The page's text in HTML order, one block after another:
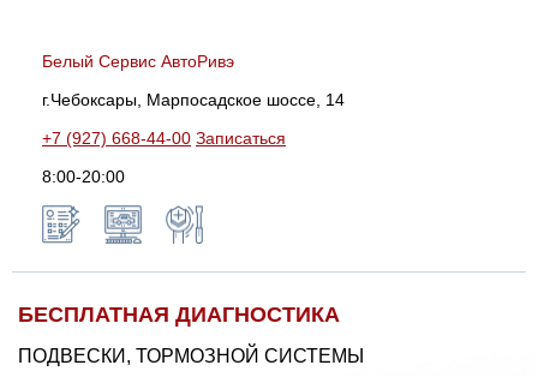
Белый Сервис АвтоРивэ
г.Чебоксары, Марпосадское шоссе, 14
+7 (927) 668-44-00 Записаться
8:00-20:00
БЕСПЛАТНАЯ ДИАГНОСТИКА
ПОДВЕСКИ, ТОРМОЗНОЙ СИСТЕМЫ